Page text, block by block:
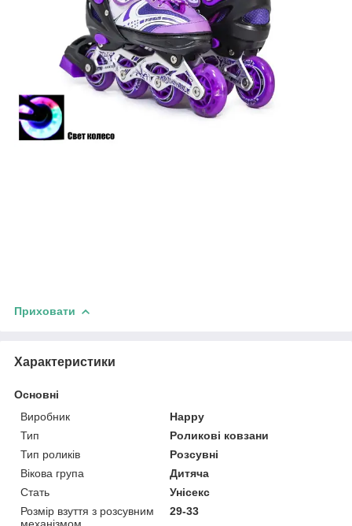
Приховати
Характеристики
Основні
Виробник
Happy
Тип
Роликові ковзани
Тип роликів
Розсувні
Вікова група
Дитяча
Стать
Унісекс
Розмір взуття з розсувним
29-33